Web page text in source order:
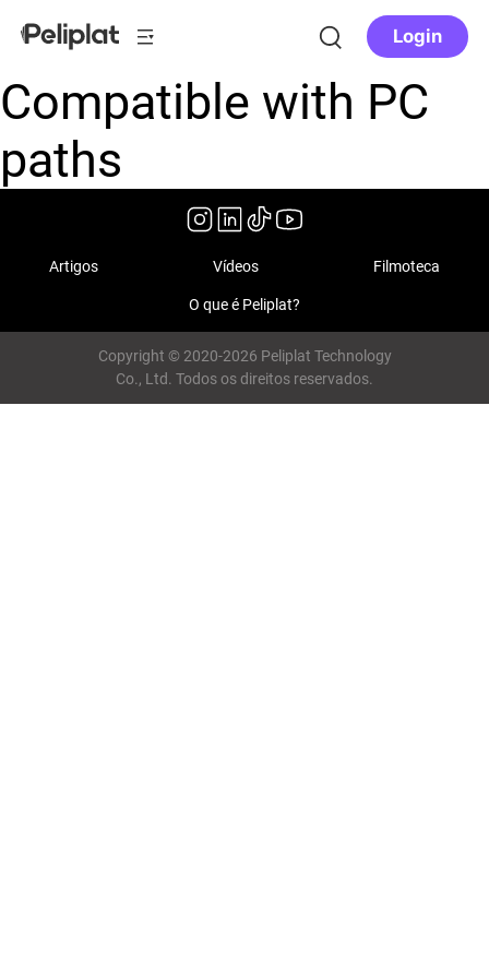
Login
Compatible with PC
paths
Artigos Vídeos Filmoteca
O que é Peliplat?
Copyright © 2020-2026 Peliplat Technology
Co., Ltd. Todos os direitos reservados.